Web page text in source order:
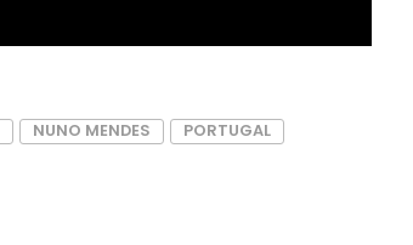
NUNO MENDES
PORTUGAL